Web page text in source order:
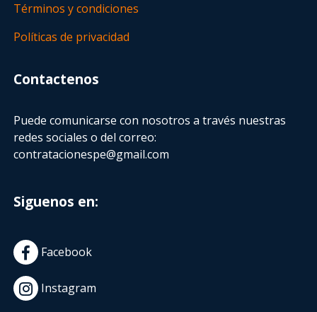
Términos y condiciones
Políticas de privacidad
Contactenos
Puede comunicarse con nosotros a través nuestras
redes sociales o del correo:
contratacionespe@gmail.com
Siguenos en:
Facebook
Instagram